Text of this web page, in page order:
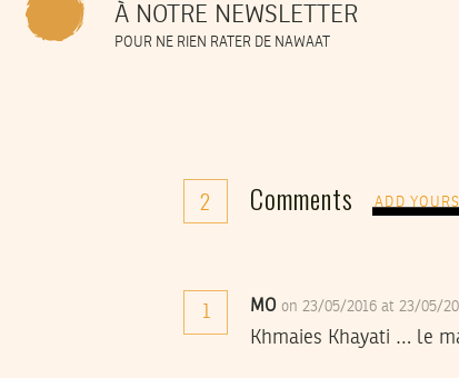
À NOTRE NEWSLETTER
POUR NE RIEN RATER DE NAWAAT
2 Comments ADD YOURS
1 MO on 23/05/2016 at 23/05/
Khmaies Khayati … le